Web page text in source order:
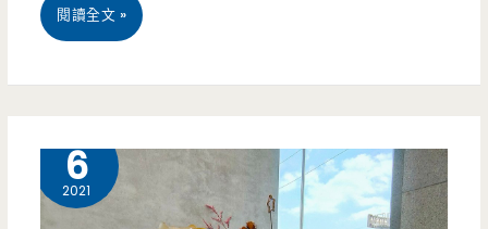
食
材
桃
美
閱讀全文 »
6
2021